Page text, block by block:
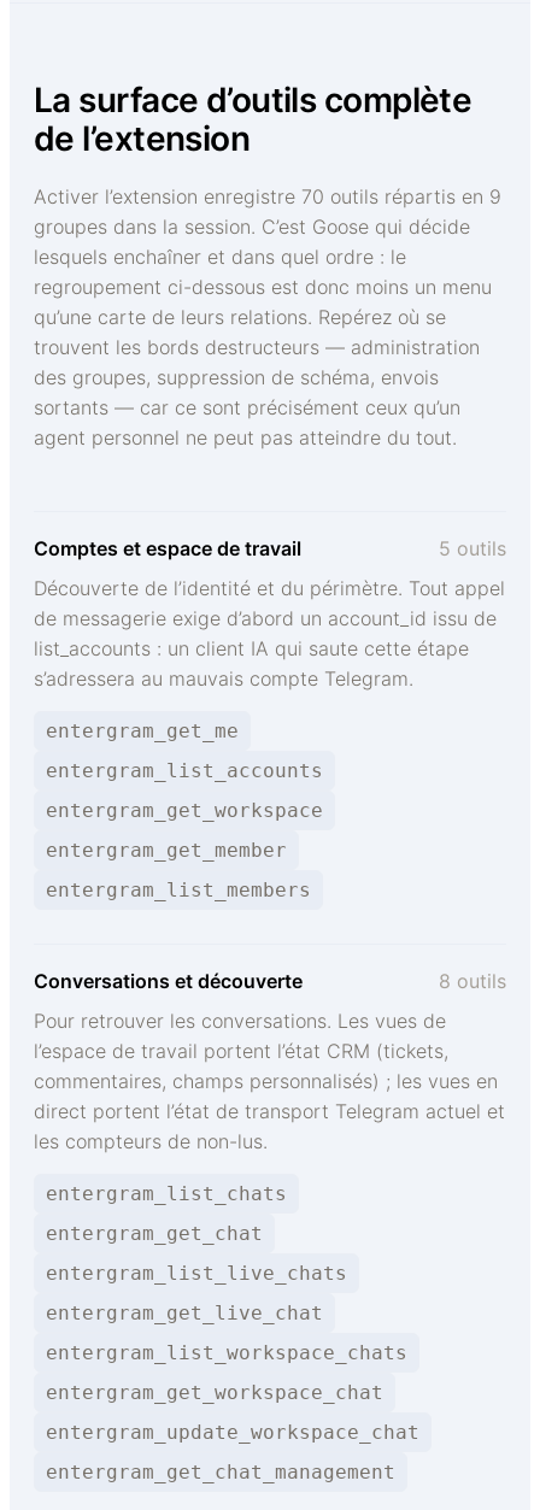
La surface d’outils complète
de l’extension
Activer l’extension enregistre 70 outils répartis en 9
groupes dans la session. C’est Goose qui décide
lesquels enchaîner et dans quel ordre : le
regroupement ci-dessous est donc moins un menu
qu’une carte de leurs relations. Repérez où se
trouvent les bords destructeurs — administration
des groupes, suppression de schéma, envois
sortants — car ce sont précisément ceux qu’un
agent personnel ne peut pas atteindre du tout.
Comptes et espace de travail
5 outils
Découverte de l’identité et du périmètre. Tout appel
de messagerie exige d’abord un account_id issu de
list_accounts : un client IA qui saute cette étape
s’adressera au mauvais compte Telegram.
entergram_get_me
entergram_list_accounts
entergram_get_workspace
entergram_get_member
entergram_list_members
Conversations et découverte
8 outils
Pour retrouver les conversations. Les vues de
l’espace de travail portent l’état CRM (tickets,
commentaires, champs personnalisés) ; les vues en
direct portent l’état de transport Telegram actuel et
les compteurs de non-lus.
entergram_list_chats
entergram_get_chat
entergram_list_live_chats
entergram_get_live_chat
entergram_list_workspace_chats
entergram_get_workspace_chat
entergram_update_workspace_chat
entergram_get_chat_management